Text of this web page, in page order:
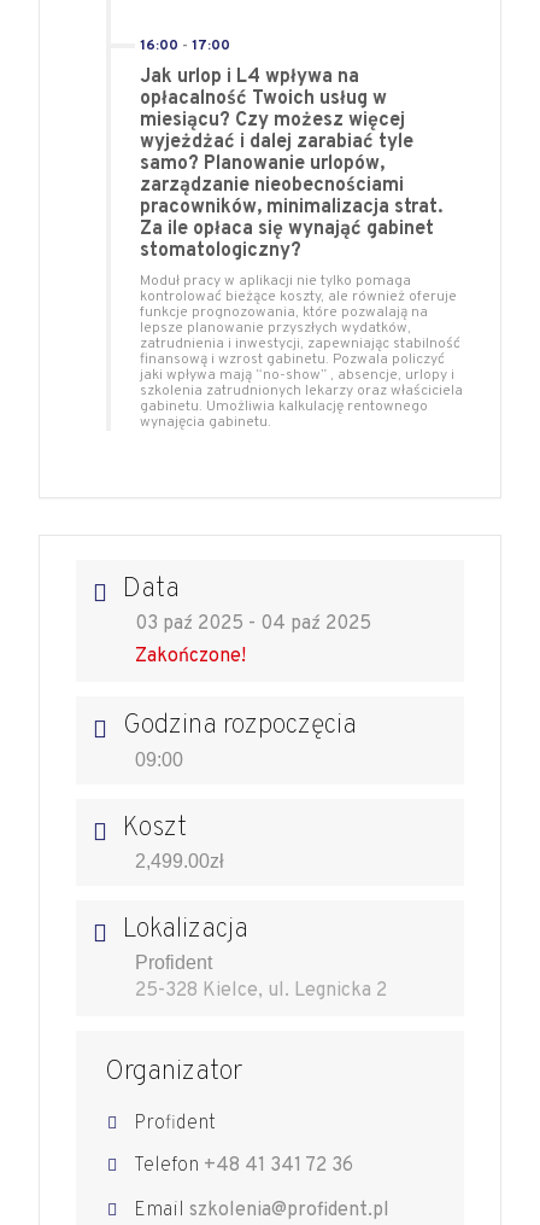
16:00 -17:00
Jak urlop i L4 wpływa na
opłacalność Twoich usług w
miesiącu? Czy możesz więcej
wyjeżdżać i dalej zarabiać tyle
samo? Planowanie urlopów,
zarządzanie nieobecnościami
pracowników, minimalizacja strat.
Za ile opłaca się wynająć gabinet
stomatologiczny?
Moduł pracy w aplikacji nie tylko pomaga
kontrolować bieżące koszty, ale również oferuje
funkcje prognozowania, które pozwalają na
lepsze planowanie przyszłych wydatków,
zatrudnienia i inwestycji, zapewniając stabilność
finansową i wzrost gabinetu. Pozwala policzyć
jaki wpływa mają “no-show” , absencje, urlopy i
szkolenia zatrudnionych lekarzy oraz właściciela
gabinetu. Umożliwia kalkulację rentownego
wynajęcia gabinetu.
Data
03 paź 2025 - 04 paź 2025
Zakończone!
Godzina rozpoczęcia
09:00
Koszt
2,499.00zł
Lokalizacja
Profident
25-328 Kielce, ul. Legnicka 2
Organizator
Profident
Telefon +48 41 341 72 36
Email szkolenia@profident.pl